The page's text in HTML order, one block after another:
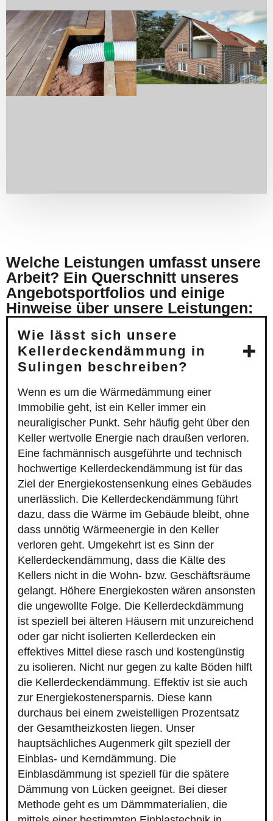
Welche Leistungen umfasst unsere
Arbeit? Ein Querschnitt unseres
Angebotsportfolios und einige
Hinweise über unsere Leistungen:
Wie lässt sich unsere
Kellerdeckendämmung in
Sulingen beschreiben?
Wenn es um die Wärmedämmung einer
Immobilie geht, ist ein Keller immer ein
neuraligischer Punkt. Sehr häufig geht über den
Keller wertvolle Energie nach draußen verloren.
Eine fachmännisch ausgeführte und technisch
hochwertige Kellerdeckendämmung ist für das
Ziel der Energiekostensenkung eines Gebäudes
unerlässlich. Die Kellerdeckendämmung führt
dazu, dass die Wärme im Gebäude bleibt, ohne
dass unnötig Wärmeenergie in den Keller
verloren geht. Umgekehrt ist es Sinn der
Kellerdeckendämmung, dass die Kälte des
Kellers nicht in die Wohn- bzw. Geschäftsräume
gelangt. Höhere Energiekosten wären ansonsten
die ungewollte Folge. Die Kellerdeckdämmung
ist speziell bei älteren Häusern mit unzureichend
oder gar nicht isolierten Kellerdecken ein
effektives Mittel diese rasch und kostengünstig
zu isolieren. Nicht nur gegen zu kalte Böden hilft
die Kellerdeckendämmung. Effektiv ist sie auch
zur Energiekostenersparnis. Diese kann
durchaus bei einem zweistelligen Prozentsatz
der Gesamtheizkosten liegen. Unser
hauptsächliches Augenmerk gilt speziell der
Einblas- und Kerndämmung. Die
Einblasdämmung ist speziell für die spätere
Dämmung von Lücken geeignet. Bei dieser
Methode geht es um Dämmmaterialien, die